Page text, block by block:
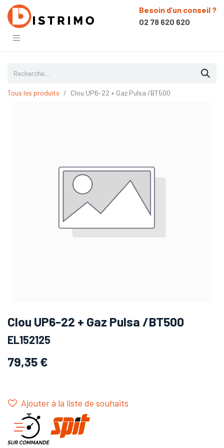
Besoin d’un conseil ?
02 78 620 620
Tous les produits Clou UP6-22 + Gaz Pulsa /BT500
Clou UP6-22 + Gaz Pulsa /BT500
EL152125
79,35 €
Ajouter à la liste de souhaits